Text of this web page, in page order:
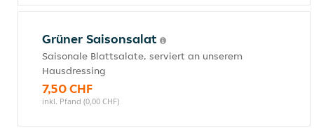
Grüner Saisonsalat
Saisonale Blattsalate, serviert an unserem
Hausdressing
7,50 CHF
inkl. Pfand (0,00 CHF)